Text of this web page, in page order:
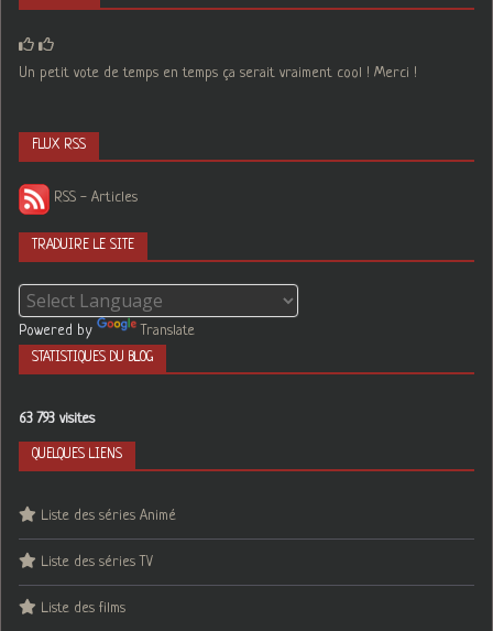
Un petit vote de temps en temps ça serait vraiment cool ! Merci !
FLUX RSS
RSS - Articles
TRADUIRE LE SITE
Powered by Translate
STATISTIQUES DU BLOG
63 793 visites
QUELQUES LIENS
Liste des séries Animé
Liste des séries TV
Liste des films